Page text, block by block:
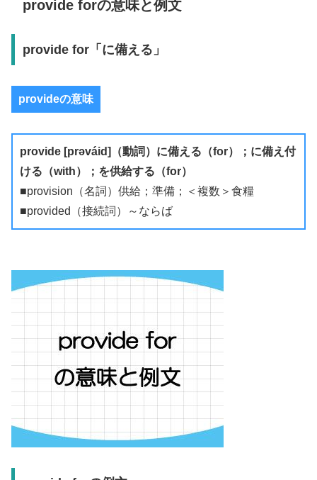
provide forの意味と例文
provide for「に備える」
provideの意味
provide [prəváid]（動詞）に備える（for）；に備え付
ける（with）；を供給する（for）
■provision（名詞）供給；準備；＜複数＞食糧
■provided（接続詞）～ならば